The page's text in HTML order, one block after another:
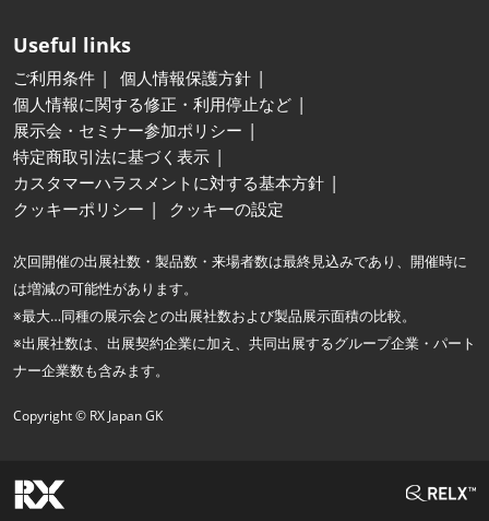
Useful links
ご利用条件
個人情報保護方針
個人情報に関する修正・利用停止など
展示会・セミナー参加ポリシー
特定商取引法に基づく表示
カスタマーハラスメントに対する基本方針
クッキーポリシー
クッキーの設定
次回開催の出展社数・製品数・来場者数は最終見込みであり、開催時に
は増減の可能性があります。
※最大…同種の展示会との出展社数および製品展示面積の比較。
※出展社数は、出展契約企業に加え、共同出展するグループ企業・パート
ナー企業数も含みます。
Copyright © RX Japan GK